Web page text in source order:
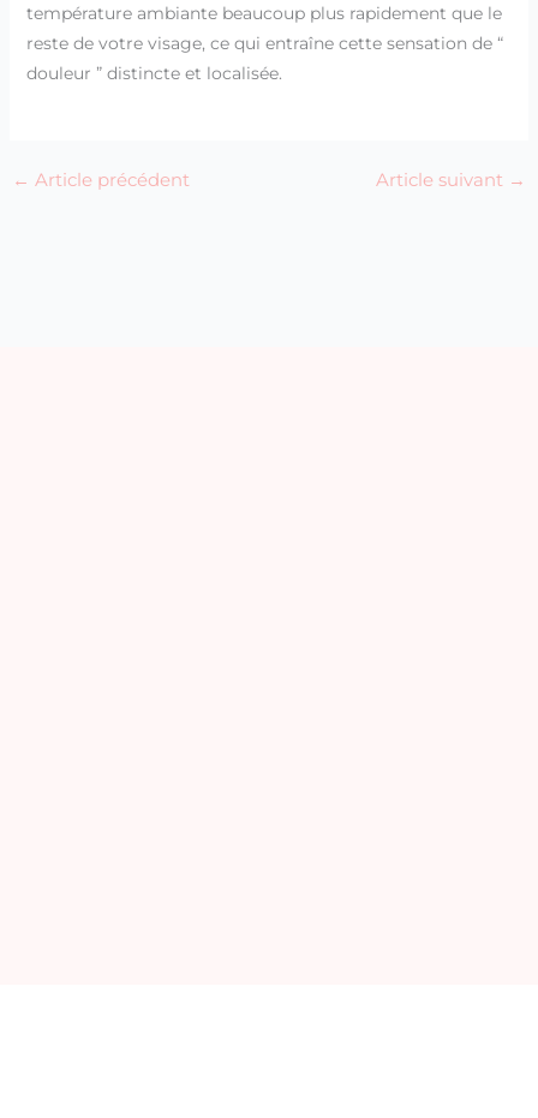
température ambiante beaucoup plus rapidement que le
reste de votre visage, ce qui entraîne cette sensation de “
douleur ” distincte et localisée.
← Article précédent Article suivant →